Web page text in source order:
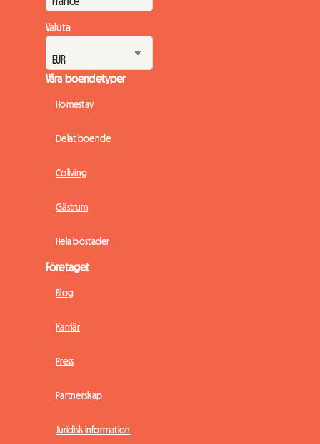
Valuta
Våra boendetyper
Homestay
Delat boende
Coliving
Gästrum
Hela bostäder
Företaget
Blog
Karriär
Press
Partnerskap
Juridisk information